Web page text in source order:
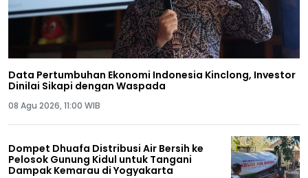
Data Pertumbuhan Ekonomi Indonesia Kinclong, Investor
Dinilai Sikapi dengan Waspada
08 Agu 2026, 11:00 WIB
Dompet Dhuafa Distribusi Air Bersih ke
Pelosok Gunung Kidul untuk Tangani
Dampak Kemarau di Yogyakarta